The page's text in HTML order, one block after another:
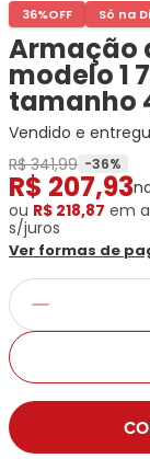
Hickmann
Bulget
Miu-
Miu
Guess
Lacoste
Ray-
Ban
Todas
as
Marcas
Marcas
Exclusivas
Dii
DNZ
Todas
Ray-
Ban
Prada
Ana
Hickmann
Tecnol
Miu-
Miu
Polaroid
Vogue
Todas
as
Marcas
Marcas
Collection
Cuidados
Tommy
Hilfiger
Ana
Hickmann
Guess
Speedo
Atittude
Bulget
Todas
as
Marcas
Marcas
Exclusivas
Dii
Hit
Estojo
para
Óculos
Gênero
Masculino
Feminino
Infantil
Unissex
Marcas
Exclusivas
Dii
Collection
DNZ
Hit
36%OFF Só na
Armação
modelo 1
tamanho
Vendido e
R$ 341,99 -36%
R$ 207,93
ou R$ 218,87 em
s/juros
Ver formas de